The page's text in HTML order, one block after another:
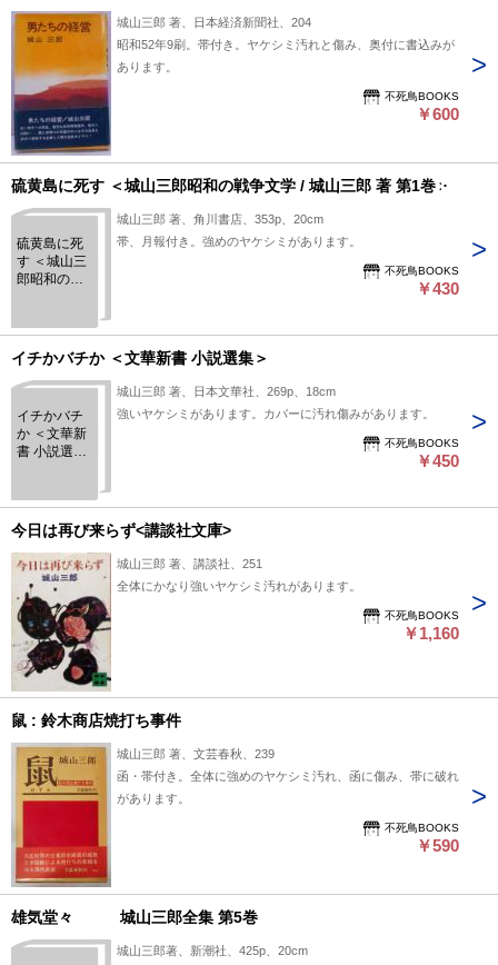
城山三郎 著、日本経済新聞社、204
昭和52年9刷。帯付き。ヤケシミ汚れと傷み、奥付に書込みが
あります。
不死鳥BOOKS
￥600
硫黄島に死す ＜城山三郎昭和の戦争文学 / 城山三郎 著 第1巻＞
硫黄島に死
す ＜城山三
郎昭和の戦
巻＞
城山三郎 著、角川書店、353p、20cm
帯、月報付き。強めのヤケシミがあります。
不死鳥BOOKS
￥430
イチかバチか ＜文華新書 小説選集＞
イチかバチ
か ＜文華新
書 小説選集
城山三郎 著、日本文華社、269p、18cm
強いヤケシミがあります。カバーに汚れ傷みがあります。
不死鳥BOOKS
￥450
今日は再び来らず<講談社文庫>
城山三郎 著、講談社、251
全体にかなり強いヤケシミ汚れがあります。
不死鳥BOOKS
￥1,160
鼠 : 鈴木商店焼打ち事件
城山三郎 著、文芸春秋、239
函・帯付き。全体に強めのヤケシミ汚れ、函に傷み、帯に破れ
があります。
不死鳥BOOKS
￥590
雄気堂々 城山三郎全集 第5巻
城山三郎著、新潮社、425p、20cm